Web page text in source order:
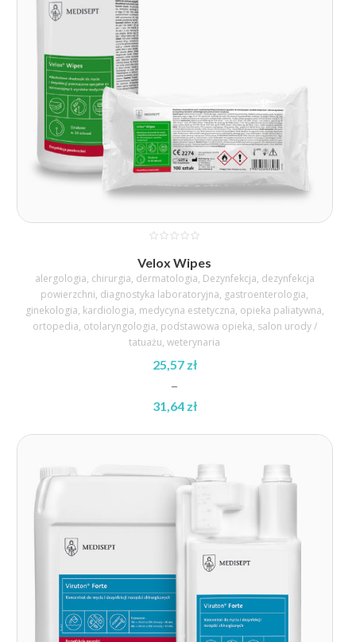
Velox Wipes
alergologia, chirurgia, dermatologia, Dezynfekcja, dezynfekcja
powierzchni, diagnostyka laboratoryjna, gastroenterologia,
ginekologia, kardiologia, medycyna estetyczna, opieka paliatywna,
ortopedia, otolaryngologia, podstawowa opieka, salon urody /
tatuażu,weterynaria
25,57 zł
–
31,64 zł
cen:
25,57 zł
31,64 zł